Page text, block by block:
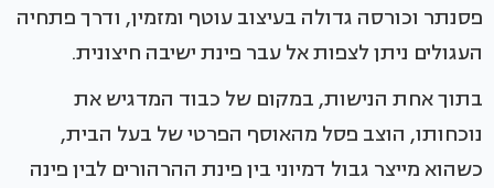
פסנתר וכורסה גדולה בעיצוב עוטף ומזמין, ודרך פתחיה
העגולים ניתן לצפות אל עבר פינת ישיבה חיצונית.
בתוך אחת הנישות, במקום של כבוד המדגיש את
נוכחותו, הוצב פסל מהאוסף הפרטי של בעל הבית,
כשהוא מייצר גבול דמיוני בין פינת ההרהורים לבין פינה